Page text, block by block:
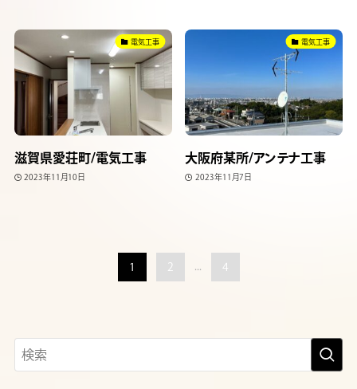
電気工事
滋賀県愛荘町/電気工事
2023年11月10日
電気工事
大阪府某所/アンテナ工事
2023年11月7日
1 2 ... 4